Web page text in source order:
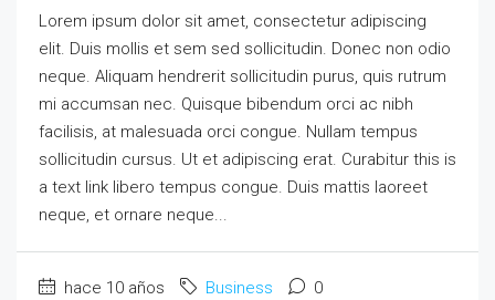
Lorem ipsum dolor sit amet, consectetur adipiscing
elit. Duis mollis et sem sed sollicitudin. Donec non odio
neque. Aliquam hendrerit sollicitudin purus, quis rutrum
mi accumsan nec. Quisque bibendum orci ac nibh
facilisis, at malesuada orci congue. Nullam tempus
sollicitudin cursus. Ut et adipiscing erat. Curabitur this is
a text link libero tempus congue. Duis mattis laoreet
neque, et ornare neque...
hace 10 años Business 0